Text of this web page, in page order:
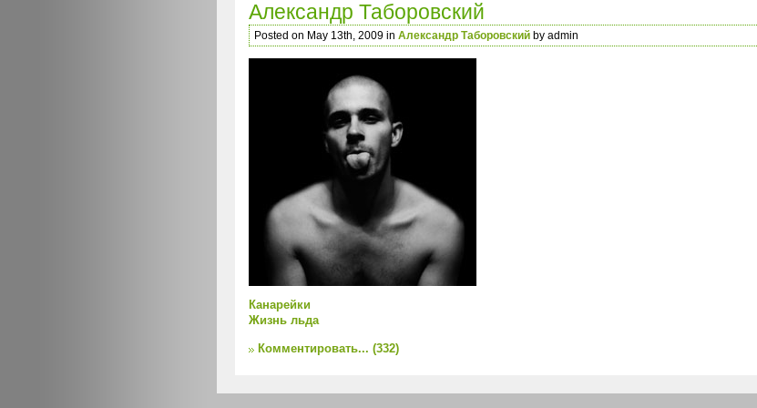
Александр Таборовский
Posted on May 13th, 2009 in Александр Таборовский by admin
Канарейки
Жизнь льда
Комментировать... (332)